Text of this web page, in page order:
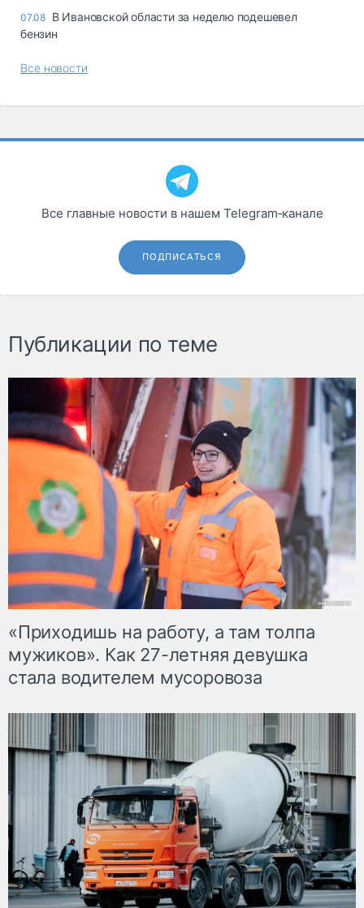
07.08 В Ивановской области за неделю подешевел
бензин
Все новости
Все главные новости в нашем Telegram‑канале
ПОДПИСАТЬСЯ
Публикации по теме
«Приходишь на работу, а там толпа
мужиков». Как 27-летняя девушка
стала водителем мусоровоза